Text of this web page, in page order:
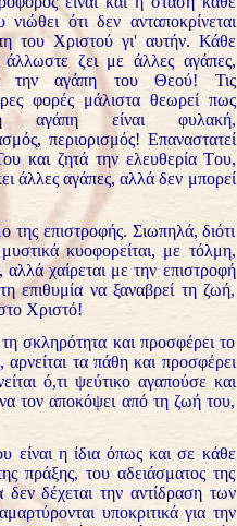
ότι δεν ανταποκρίνεται
του Χριστού γι' αυτήν. Κάθε
άλλωστε ζει με άλλες αγάπες,
την αγάπη του Θεού! Τις
φορές μάλιστα θεωρεί πως
αγάπη είναι φυλακή,
περιορισμός! Επαναστατεί
και ζητά την ελευθερία Του,
άλλες αγάπες, αλλά δεν μπορεί
επιστροφής. Σιωπηλά, διότι
κυοφορείται, με τόλμη,
αλλά χαίρεται με την επιστροφή
επιθυμία να ξαναβρεί τη ζωή,
Χριστό!
σκληρότητα και προσφέρει το
τα πάθη και προσφέρει
ό,τι ψεύτικο αγαπούσε και
τον αποκόψει από τη ζωή του,
η ίδια όπως και σε κάθε
πράξης, του αδειάσματος της
δέχεται την αντίδραση των
υποκριτικά για την